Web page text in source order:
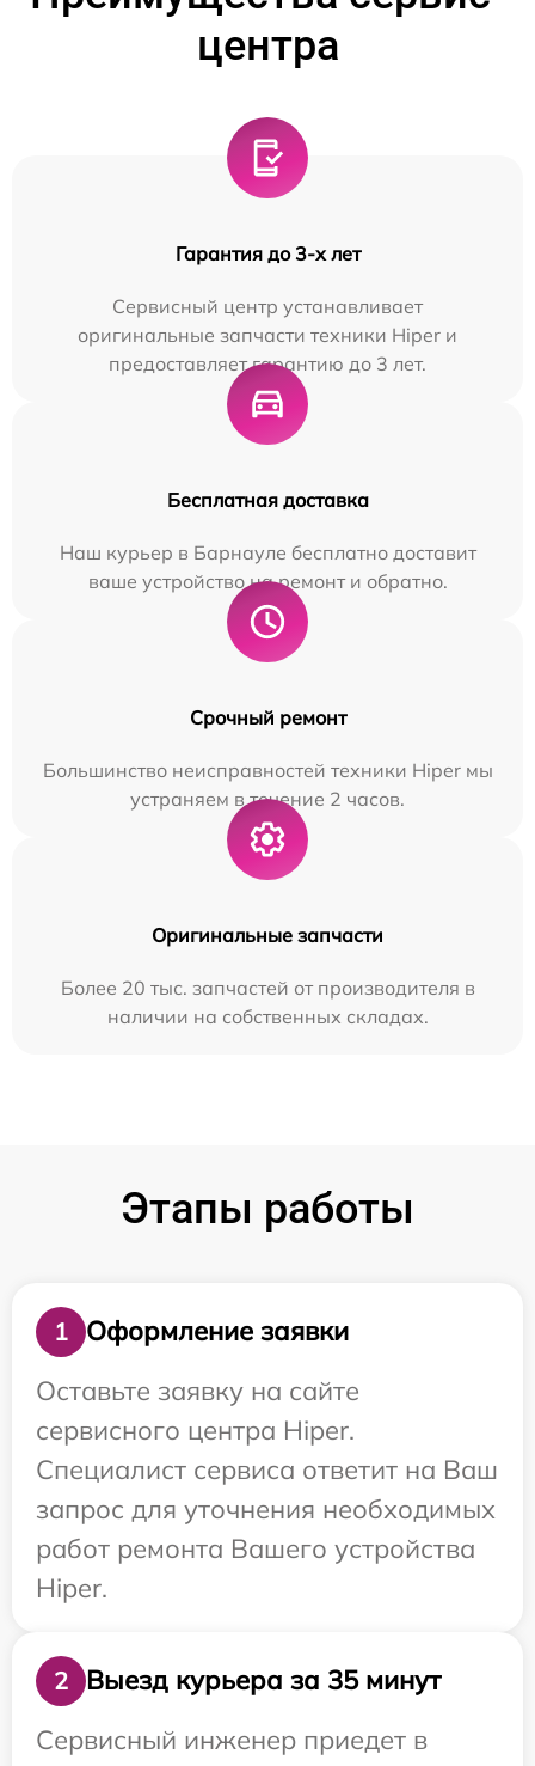
центра
Гарантия до 3-х лет
Сервисный центр устанавливает
оригинальные запчасти техники Hiper и
предоставляет гарантию до 3 лет.
Бесплатная доставка
Наш курьер в Барнауле бесплатно доставит
ваше устройство на ремонт и обратно.
Срочный ремонт
Большинство неисправностей техники Hiper мы
устраняем в течение 2 часов.
Оригинальные запчасти
Более 20 тыс. запчастей от производителя в
наличии на собственных складах.
Этапы работы
1
Оформление заявки
Оставьте заявку на сайте
сервисного центра Hiper.
Специалист сервиса ответит на Ваш
запрос для уточнения необходимых
работ ремонта Вашего устройства
Hiper.
2
Выезд курьера за 35 минут
Сервисный инженер приедет в